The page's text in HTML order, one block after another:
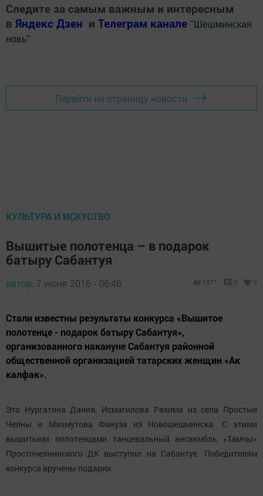
Следите за самым важным и интересным
в Яндекс Дзен и Телеграм канале " Шешминская
новь"
Перейти на страницу новости
КУЛЬТУРА И ИСКУСТВО
Вышитые полотенца – в подарок
батыру Сабантуя
автор, 7 июня 2016 - 06:46 1371 0 0
Стали известны результаты конкурса «Вышитое
полотенце - подарок батыру Сабантуя»,
организованного накануне Сабантуя районной
общественной организацией татарских женщин «Ак
калфак».
Это Нургатина Дания, Исмагилова Рахима из села Простые
Челны и Махмутова Фануза из Новошешминска. С этими
вышитыми полотенцами танцевальный ансакмбль «Тамчы»
Просточелнинского ДК выступил на Сабантуе. Победителям
конкурса вручены подарки.